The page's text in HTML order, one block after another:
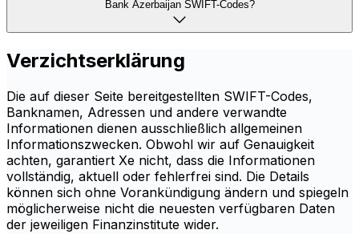
Bank Azerbaijan SWIFT-Codes?
Verzichtserklärung
Die auf dieser Seite bereitgestellten SWIFT-Codes,
Banknamen, Adressen und andere verwandte
Informationen dienen ausschließlich allgemeinen
Informationszwecken. Obwohl wir auf Genauigkeit
achten, garantiert Xe nicht, dass die Informationen
vollständig, aktuell oder fehlerfrei sind. Die Details
können sich ohne Vorankündigung ändern und spiegeln
möglicherweise nicht die neuesten verfügbaren Daten
der jeweiligen Finanzinstitute wider.